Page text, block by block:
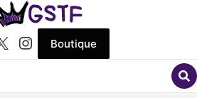
Boutique